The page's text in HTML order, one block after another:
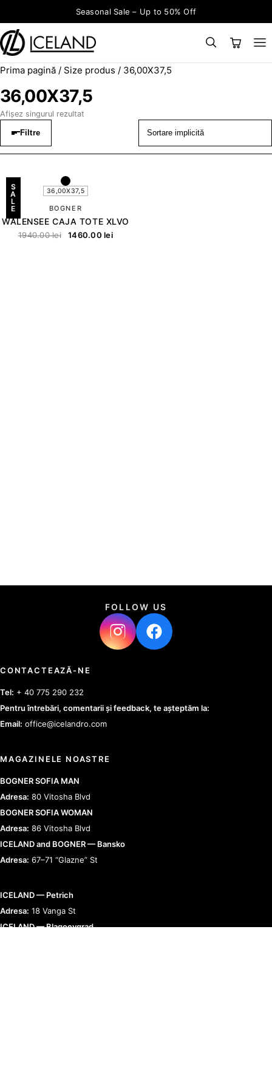
Seasonal Sale – Up to 50% Off
Prima pagină / Size produs / 36,00X37,5
36,00X37,5
Afișez singurul rezultat
Filtre
S
A
L
E
36,00X37,5
BOGNER
WALENSEE CAJA TOTE XLVO
1940.00lei 1460.00lei
FOLLOW US
CONTACTEAZĂ-NE
Tel: + 40 775 290 232
Pentru întrebări, comentarii și feedback, te așteptăm la:
Email: office@icelandro.com
MAGAZINELE NOASTRE
BOGNER SOFIA MAN
Adresa: 80 Vitosha Blvd
BOGNER SOFIA WOMAN
Adresa: 86 Vitosha Blvd
ICELAND and BOGNER — Bansko
Adresa: 67–71 “Glazne” St
ICELAND — Petrich
Adresa: 18 Vanga St
ICELAND — Blagoevgrad